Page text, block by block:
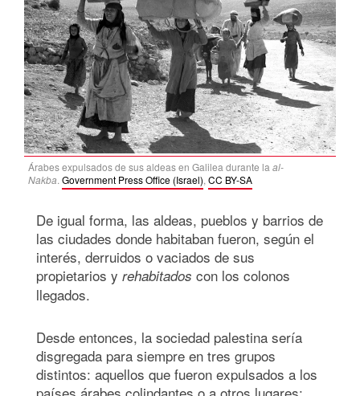
Árabes expulsados de sus aldeas en Galilea durante la al-
Nakba. Government Press Office (Israel), CC BY-SA
De igual forma, las aldeas, pueblos y barrios de
las ciudades donde habitaban fueron, según el
interés, derruidos o vaciados de sus
propietarios y rehabitados con los colonos
llegados.
Desde entonces, la sociedad palestina sería
disgregada para siempre en tres grupos
distintos: aquellos que fueron expulsados a los